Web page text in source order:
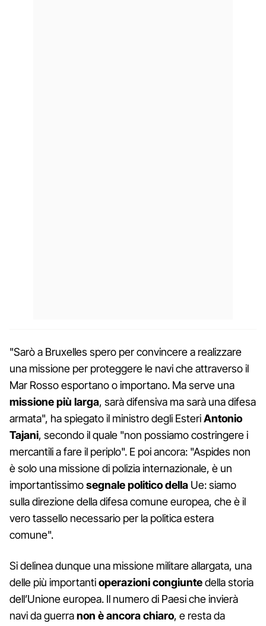
"Sarò a Bruxelles spero per convincere a realizzare
una missione per proteggere le navi che attraverso il
Mar Rosso esportano o importano. Ma serve una
missione più larga, sarà difensiva ma sarà una difesa
armata", ha spiegato il ministro degli EsteriAntonio
Tajani, secondo il quale "non possiamo costringere i
mercantili a fare il periplo". E poi ancora: "Aspides non
è solo una missione di polizia internazionale, è un
importantissimosegnale politico della Ue: siamo
sulla direzione della difesa comune europea, che è il
vero tassello necessario per la politica estera
comune".
Si delinea dunque una missione militare allargata, una
delle più importantioperazioni congiuntedella storia
dell’Unione europea. Il numero di Paesi che invierà
navi da guerranon è ancora chiaro, e resta da